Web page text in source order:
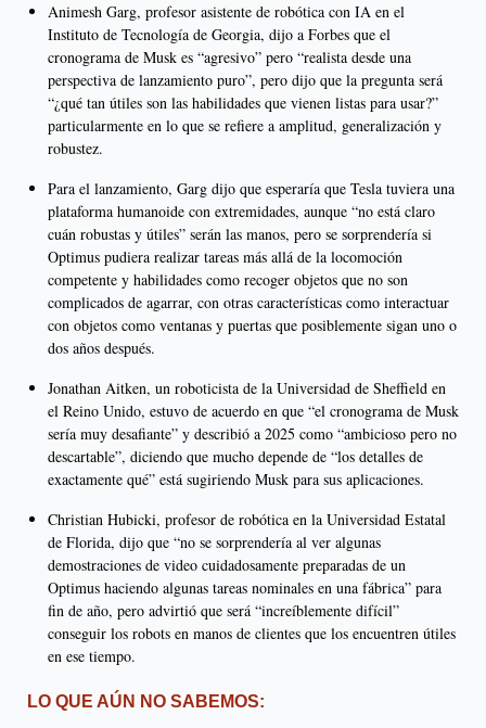
Animesh Garg, profesor asistente de robótica con IA en el
Instituto de Tecnología de Georgia, dijo a Forbes que el
cronograma de Musk es “agresivo” pero “realista desde una
perspectiva de lanzamiento puro”, pero dijo que la pregunta será
“¿qué tan útiles son las habilidades que vienen listas para usar?”
particularmente en lo que se refiere a amplitud, generalización y
robustez.
Para el lanzamiento, Garg dijo que esperaría que Tesla tuviera una
plataforma humanoide con extremidades, aunque “no está claro
cuán robustas y útiles” serán las manos, pero se sorprendería si
Optimus pudiera realizar tareas más allá de la locomoción
competente y habilidades como recoger objetos que no son
complicados de agarrar, con otras características como interactuar
con objetos como ventanas y puertas que posiblemente sigan uno o
dos años después.
Jonathan Aitken, un roboticista de la Universidad de Sheffield en
el Reino Unido, estuvo de acuerdo en que “el cronograma de Musk
sería muy desafiante” y describió a 2025 como “ambicioso pero no
descartable”, diciendo que mucho depende de “los detalles de
exactamente qué” está sugiriendo Musk para sus aplicaciones.
Christian Hubicki, profesor de robótica en la Universidad Estatal
de Florida, dijo que “no se sorprendería al ver algunas
demostraciones de video cuidadosamente preparadas de un
Optimus haciendo algunas tareas nominales en una fábrica” para
fin de año, pero advirtió que será “increíblemente difícil”
conseguir los robots en manos de clientes que los encuentren útiles
en ese tiempo.
LO QUE AÚN NO SABEMOS: